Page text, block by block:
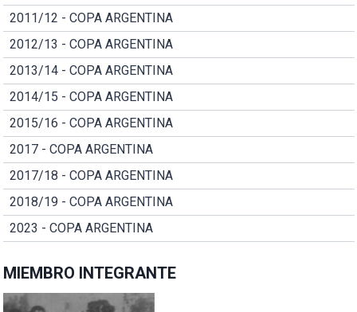
2011/12 - COPA ARGENTINA
2012/13 - COPA ARGENTINA
2013/14 - COPA ARGENTINA
2014/15 - COPA ARGENTINA
2015/16 - COPA ARGENTINA
2017 - COPA ARGENTINA
2017/18 - COPA ARGENTINA
2018/19 - COPA ARGENTINA
2023 - COPA ARGENTINA
MIEMBRO INTEGRANTE